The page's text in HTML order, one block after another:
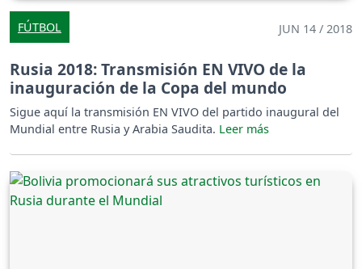
FÚTBOL JUN 14 / 2018
Rusia 2018: Transmisión EN VIVO de la
inauguración de la Copa del mundo
Sigue aquí la transmisión EN VIVO del partido inaugural del
Mundial entre Rusia y Arabia Saudita.